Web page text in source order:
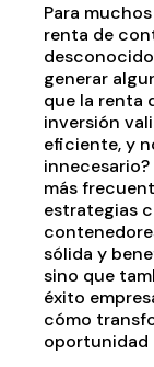
Para
renta de
generar
que la renta
inversión
eficiente, y
más
estrategias
sólida y
sino que
éxito
cómo
oportunidad